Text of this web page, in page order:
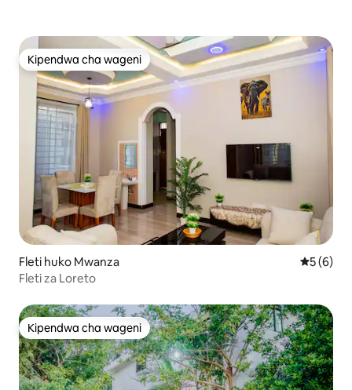
Kipendwa cha wageni
Kipendwa cha wageni
Fleti huko Mwanza
5 (6)
Fleti za Loreto
Kipendwa cha wageni
Kipendwa cha wageni